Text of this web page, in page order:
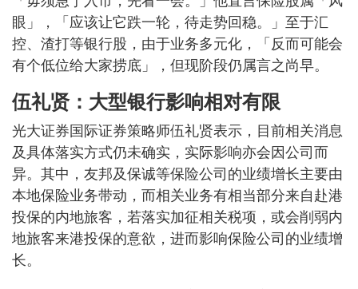
眼」，「应该让它跌一轮，待走势回稳。」至于汇
控、渣打等银行股，由于业务多元化，「反而可能会
有个低位给大家捞底」，但现阶段仍属言之尚早。
伍礼贤：大型银行影响相对有限
光大证券国际证券策略师伍礼贤表示，目前相关消息
及具体落实方式仍未确实，实际影响亦会因公司而
异。其中，友邦及保诚等保险公司的业绩增长主要由
本地保险业务带动，而相关业务有相当部分来自赴港
投保的内地旅客，若落实加征相关税项，或会削弱内
地旅客来港投保的意欲，进而影响保险公司的业绩增
长。